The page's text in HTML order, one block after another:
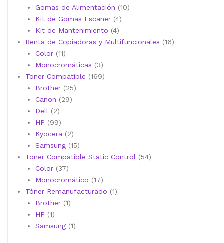
Gomas de Alimentación 1010
Kit de Gomas Escaner 44
Kit de Mantenimiento 44
productos
Renta de Copiadoras y Multifuncionales 1616
Color 1111
productos
Monocromáticas 33
productos
Toner Compatible 169169
Brother 2525
Canon 2929
Dell 22
productos
HP 9999
productos
Kyocera 22
productos
Samsung 1515
productos
Toner Compatible Static Control 5454
Color 3737
productos
Monocromático 1717
productos
Tóner Remanufacturado 11
Brother 11
HP 11
producto
Samsung 11